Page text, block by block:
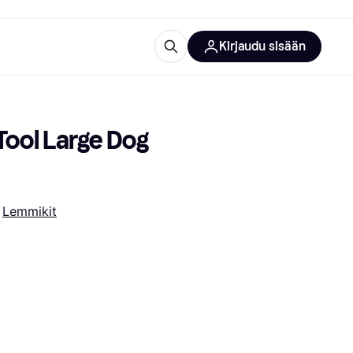
Kirjaudu sisään
Large Dog
Lemmikit